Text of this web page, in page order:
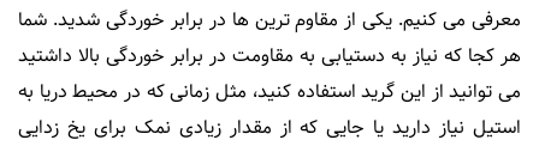
معرفی می کنیم. یکی از مقاوم ترین ها در برابر خوردگی شدید. شما
هر کجا که نیاز به دستیابی به مقاومت در برابر خوردگی بالا داشتید
می توانید از این گرید استفاده کنید، مثل زمانی که در محیط دریا به
استیل نیاز دارید یا جایی که از مقدار زیادی نمک برای یخ زدایی